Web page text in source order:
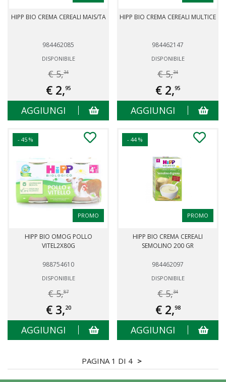
HIPP BIO CREMA CEREALI MAIS/TA
984462085
DISPONIBILE
€ 5,34
€ 2,95
AGGIUNGI
HIPP BIO CREMA CEREALI MULTICE
984462147
DISPONIBILE
€ 5,34
€ 2,95
AGGIUNGI
- 45 %
PROMO
HIPP BIO OMOG POLLO
VITEL2X80G
988754610
DISPONIBILE
€ 5,87
€ 3,20
AGGIUNGI
- 44 %
PROMO
HIPP BIO CREMA CEREALI
SEMOLINO 200 GR
984462097
DISPONIBILE
€ 5,34
€ 2,98
AGGIUNGI
PAGINA 1 DI 4 >